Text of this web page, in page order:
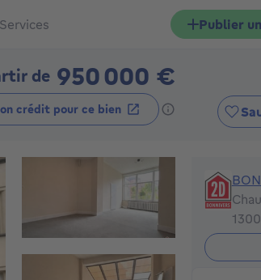
Services Publier
de 950 000 €
crédit pour ce bien